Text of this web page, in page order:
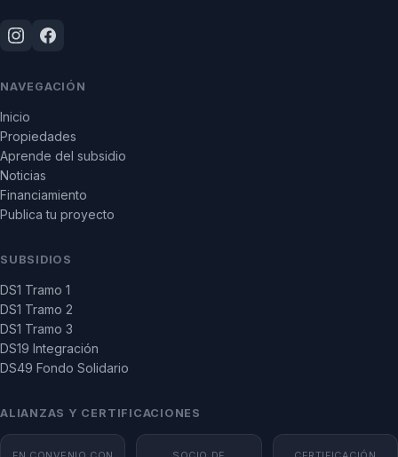
NAVEGACIÓN
Inicio
Propiedades
Aprende del subsidio
Noticias
Financiamiento
Publica tu proyecto
SUBSIDIOS
DS1 Tramo 1
DS1 Tramo 2
DS1 Tramo 3
DS19 Integración
DS49 Fondo Solidario
ALIANZAS Y CERTIFICACIONES